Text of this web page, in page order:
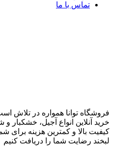
تماس با ما
فروشگاه توانا همواره در تلاش است
خرید آنلاین انواع آجیل، خشکبار
کیفیت بالا و کمترین هزینه برای
لبخند رضایت شما را دریافت کنیم